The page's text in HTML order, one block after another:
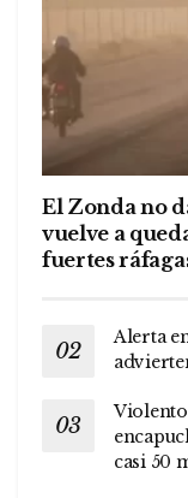
El Zonda no
vuelve a
fuertes
Alerta
Violento
casi 50